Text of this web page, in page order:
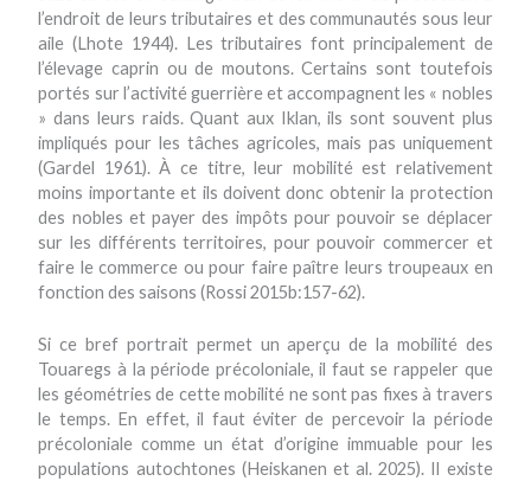
l’endroit de leurs tributaires et des communautés sous leur
aile (Lhote 1944). Les tributaires font principalement de
l’élevage caprin ou de moutons. Certains sont toutefois
portés sur l’activité guerrière et accompagnent les « nobles
» dans leurs raids. Quant aux Iklan, ils sont souvent plus
impliqués pour les tâches agricoles, mais pas uniquement
(Gardel 1961). À ce titre, leur mobilité est relativement
moins importante et ils doivent donc obtenir la protection
des nobles et payer des impôts pour pouvoir se déplacer
sur les différents territoires, pour pouvoir commercer et
faire le commerce ou pour faire paître leurs troupeaux en
fonction des saisons (Rossi 2015b:157-62).
Si ce bref portrait permet un aperçu de la mobilité des
Touaregs à la période précoloniale, il faut se rappeler que
les géométries de cette mobilité ne sont pas fixes à travers
le temps. En effet, il faut éviter de percevoir la période
précoloniale comme un état d’origine immuable pour les
populations autochtones (Heiskanen et al. 2025). Il existe